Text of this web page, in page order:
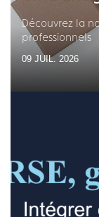
Découvrez la
professionnels
09 JUIL. 2026